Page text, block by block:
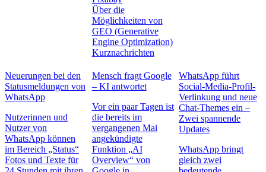
Über die
Möglichkeiten von
GEO (Generative
Engine Optimization)
Kurznachrichten
Neuerungen bei den
Statusmeldungen von
WhatsApp
Nutzerinnen und
Nutzer von
WhatsApp können
im Bereich „Status“
Fotos und Texte für
Mensch fragt Google
– KI antwortet
Vor ein paar Tagen ist
die bereits im
vergangenen Mai
angekündigte
Funktion „AI
Overview“ von
WhatsApp führt
Social-Media-Profil-
Verlinkung und neue
Chat-Themes ein –
Zwei spannende
Updates
WhatsApp bringt
gleich zwei